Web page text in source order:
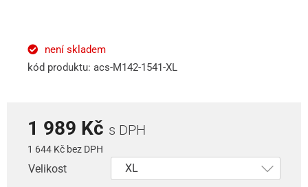
není skladem
kód produktu: acs-M142-1541-XL
1 989 Kč s DPH
1 644 Kč bez DPH
Velikost